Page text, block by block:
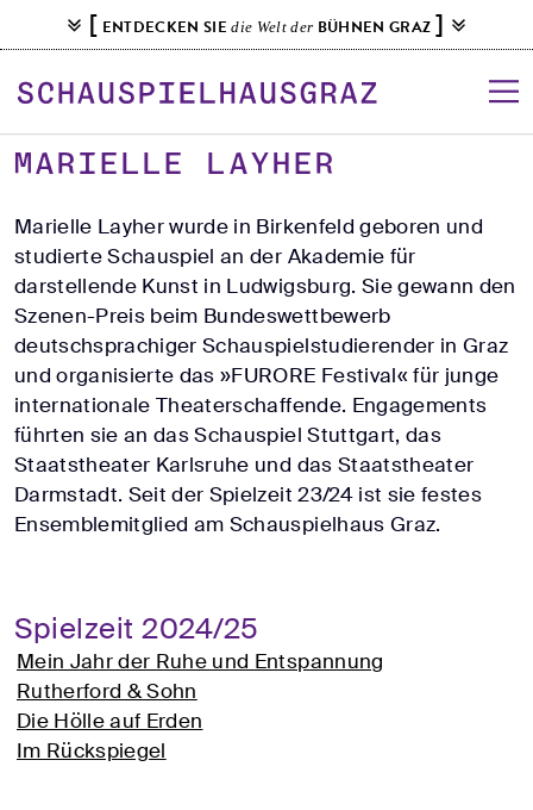
k
p
t
o
o
n
t
e
n
t
[ ENTDECKEN SIEdie Welt der BÜHNEN GRAZ ]
MARIELLE LAYHER
Marielle Layher wurde in Birkenfeld geboren und
studierte Schauspiel an der Akademie für
darstellende Kunst in Ludwigsburg. Sie gewann den
Szenen-Preis beim Bundeswettbewerb
deutschsprachiger Schauspielstudierender in Graz
und organisierte das »FURORE Festival« für junge
internationale Theaterschaffende. Engagements
führten sie an das Schauspiel Stuttgart, das
Staatstheater Karlsruhe und das Staatstheater
Darmstadt. Seit der Spielzeit 23/24 ist sie festes
Ensemblemitglied am Schauspielhaus Graz.
Spielzeit 2024/25
Mein Jahr der Ruhe und Entspannung
Rutherford & Sohn
Die Hölle auf Erden
Im Rückspiegel